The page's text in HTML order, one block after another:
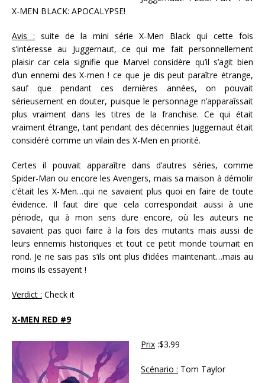
X-MEN BLACK: APOCALYPSE!
Avis : suite de la mini série X-Men Black qui cette fois
s’intéresse au Juggernaut, ce qui me fait personnellement
plaisir car cela signifie que Marvel considère qu’il s’agit bien
d’un ennemi des X-men ! ce que je dis peut paraître étrange,
sauf que pendant ces dernières années, on pouvait
sérieusement en douter, puisque le personnage n’apparaîssait
plus vraiment dans les titres de la franchise. Ce qui était
vraiment étrange, tant pendant des décennies Juggernaut était
considéré comme un vilain des X-Men en priorité.
Certes il pouvait apparaître dans d’autres séries, comme
Spider-Man ou encore les Avengers, mais sa maison à démolir
c’était les X-Men…qui ne savaient plus quoi en faire de toute
évidence. Il faut dire que cela correspondait aussi à une
période, qui à mon sens dure encore, où les auteurs ne
savaient pas quoi faire à la fois des mutants mais aussi de
leurs ennemis historiques et tout ce petit monde tournait en
rond. Je ne sais pas s’ils ont plus d’idées maintenant…mais au
moins ils essayent !
Verdict : Check it
X-MEN RED #9
Prix :$3.99
Scénario : Tom Taylor